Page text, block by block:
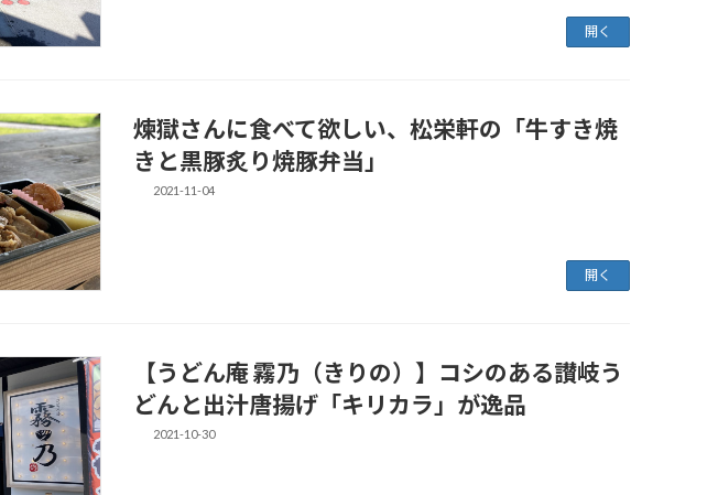
開く
煉獄さんに食べて欲しい、松栄軒の「牛すき焼
きと黒豚炙り焼豚弁当」
2021-11-04
開く
【うどん庵 霧乃（きりの）】コシのある讃岐う
どんと出汁唐揚げ「キリカラ」が逸品
2021-10-30